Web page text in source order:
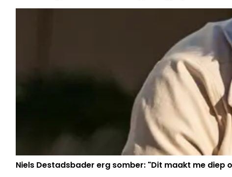
Niels Destadsbader erg somber: "Dit maakt me diep